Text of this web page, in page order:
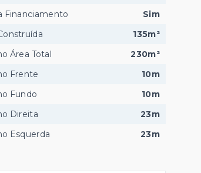
Financiamento
Sim
135m²
Área Total
230m²
Frente
10m
Fundo
10m
Direita
23m
Esquerda
23m